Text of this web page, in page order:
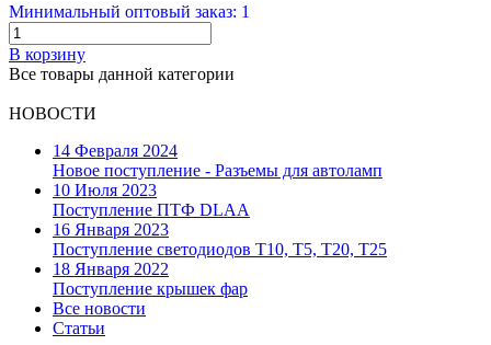
Минимальный оптовый заказ: 1
В корзину
Все товары данной категории
НОВОСТИ
14 Февраля 2024
Новое поступление - Разъемы для автоламп
10 Июля 2023
Поступление ПТФ DLAA
16 Января 2023
Поступление светодиодов T10, T5, T20, T25
18 Января 2022
Поступление крышек фар
Все новости
Статьи